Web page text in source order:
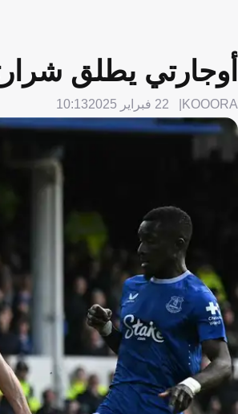
أوجارتي يطلق
KOOORA 22 فبراير 2025 10:13